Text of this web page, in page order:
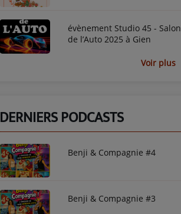
évènement Studio 45 - Salon
de l’Auto 2025 à Gien
Voir plus
DERNIERS PODCASTS
Benji & Compagnie #4
Benji & Compagnie #3